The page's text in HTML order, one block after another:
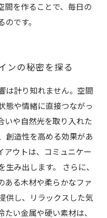
間を作ることで、毎日の
です。
ンの秘密を探る
は計り知れません。空間
態や情緒に直接つながっ
いや自然光を取り入れた
創造性を高める効果があ
アウトは、コミュニケー
み出します。 さらに、
ある木材や柔らかなファ
供し、リラックスした気
い金属や硬い素材は、